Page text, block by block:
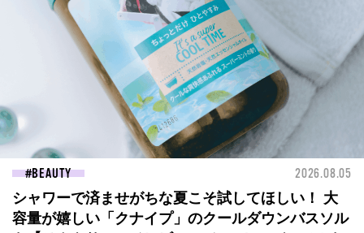
BEAUTY 2026.08.05
シャワーで済ませがちな夏こそ試してほしい！ 大
容量が嬉しい「クナイプ」のクールダウンバスソル